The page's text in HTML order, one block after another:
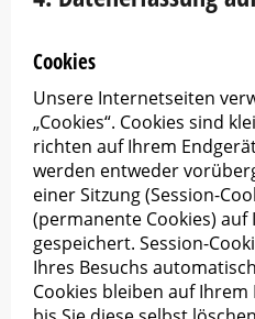
Cookies
Unsere Internetseiten
„Cookies“. Cookies sind
richten auf Ihrem
werden entweder
einer Sitzung (Session-
(permanente Cookies)
gespeichert. Session-
Ihres Besuchs
Cookies bleiben auf